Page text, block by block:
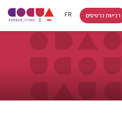
FR
HE
רכישת כרטיסים